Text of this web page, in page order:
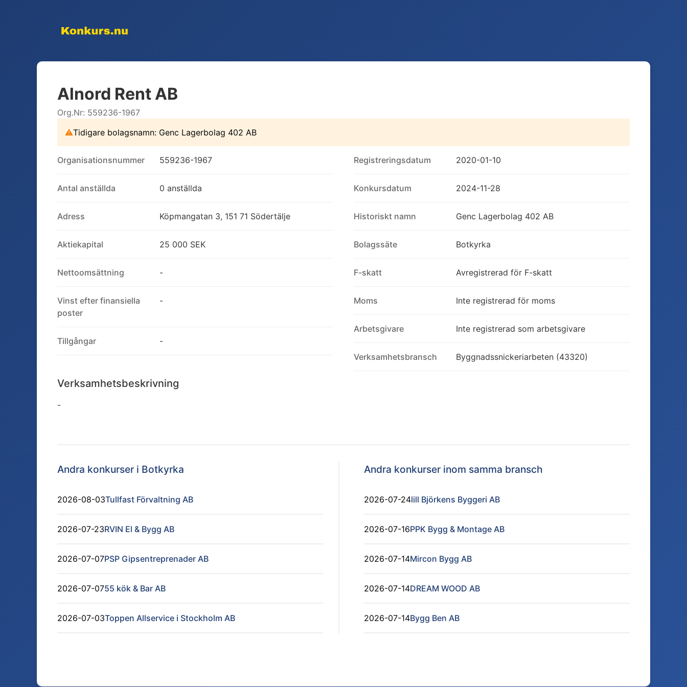
Alnord Rent AB
Org.Nr: 559236-1967
⚠Tidigare bolagsnamn: Genc Lagerbolag 402 AB
Organisationsnummer 559236-1967
Antal anställda 0 anställda
Adress Köpmangatan 3, 151 71 Södertälje
Aktiekapital 25 000 SEK
Nettoomsättning -
Vinst efter finansiella
poster
-
Tillgångar -
Verksamhetsbeskrivning
-
Registreringsdatum 2020-01-10
Konkursdatum 2024-11-28
Historiskt namn Genc Lagerbolag 402 AB
Bolagssäte Botkyrka
F-skatt Avregistrerad för F-skatt
Moms Inte registrerad för moms
Arbetsgivare Inte registrerad som arbetsgivare
Verksamhetsbransch Byggnadssnickeriarbeten (43320)
Andra konkurser i Botkyrka
2026-08-03Tullfast Förvaltning AB
2026-07-23RVIN El & Bygg AB
2026-07-07PSP Gipsentreprenader AB
2026-07-0755 kök & Bar AB
2026-07-03Toppen Allservice i Stockholm AB
Andra konkurser inom samma bransch
2026-07-24lill Björkens Byggeri AB
2026-07-16PPK Bygg & Montage AB
2026-07-14Mircon Bygg AB
2026-07-14DREAM WOOD AB
2026-07-14Bygg Ben AB